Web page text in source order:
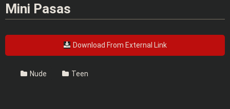
Mini Pasas
Download From External Link
Nude Teen